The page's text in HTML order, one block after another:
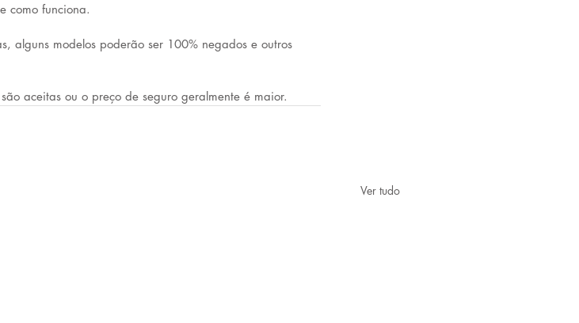
como funciona.
alguns modelos poderão ser 100% negados e outros
aceitas ou o preço de seguro geralmente é maior.
Ver tudo